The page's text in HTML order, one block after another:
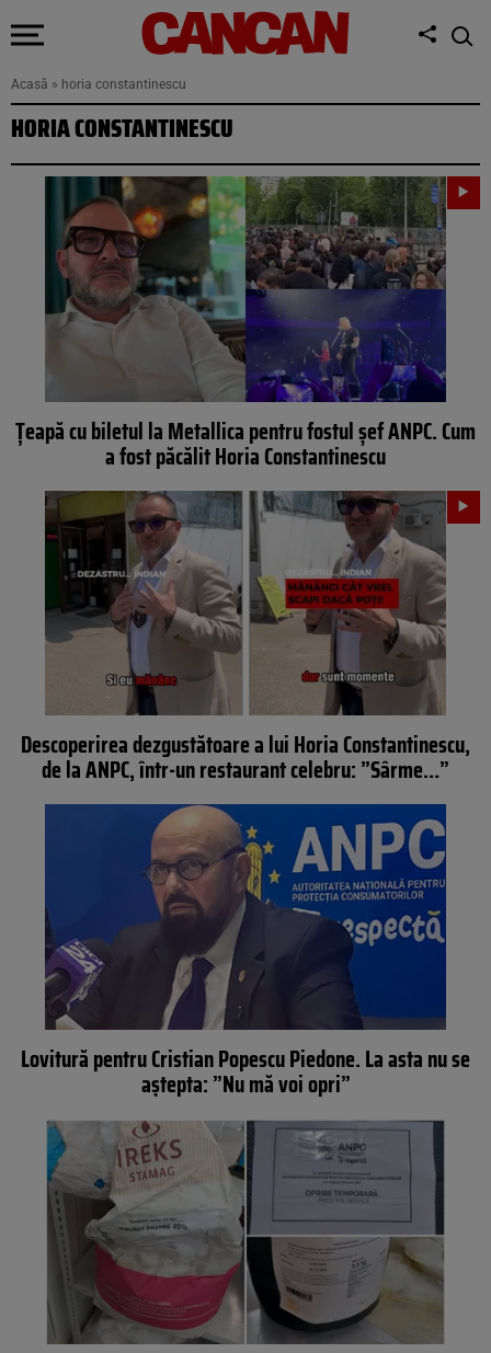
Acasă » horia constantinescu
HORIA CONSTANTINESCU
Țeapă cu biletul la Metallica pentru fostul șef ANPC. Cum
a fost păcălit Horia Constantinescu
Descoperirea dezgustătoare a lui Horia Constantinescu,
de la ANPC, într-un restaurant celebru: ”Sârme…”
Lovitură pentru Cristian Popescu Piedone. La asta nu se
aștepta: ”Nu mă voi opri”